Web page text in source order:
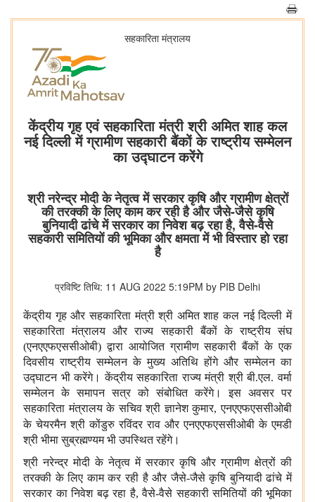
सहकारिता मंत्रालय
केंद्रीय गृह एवं सहकारिता मंत्री श्री अमित शाह कल
नई दिल्ली में ग्रामीण सहकारी बैंकों के राष्ट्रीय सम्मेलन
का उद्घाटन करेंगे
श्री नरेन्द्र मोदी के नेतृत्व में सरकार कृषि और ग्रामीण क्षेत्रों
की तरक्की के लिए काम कर रही है और जैसे-जैसे कृषि
बुनियादी ढांचे में सरकार का निवेश बढ़ रहा है, वैसे-वैसे
सहकारी समितियों की भूमिका और क्षमता में भी विस्तार हो रहा
है
प्रविष्टि तिथि: 11 AUG 2022 5:19PM by PIB Delhi
केंद्रीय गृह और सहकारिता मंत्री श्री अमित शाह कल नई दिल्ली में
सहकारिता मंत्रालय और राज्य सहकारी बैंकों के राष्ट्रीय संघ
(एनएएफएससीओबी) द्वारा आयोजित ग्रामीण सहकारी बैंकों के एक
दिवसीय राष्ट्रीय सम्मेलन के मुख्य अतिथि होंगे और सम्मेलन का
उद्घाटन भी करेंगे। केंद्रीय सहकारिता राज्य मंत्री श्री बी.एल. वर्मा
सम्मेलन के समापन सत्र को संबोधित करेंगे। इस अवसर पर
सहकारिता मंत्रालय के सचिव श्री ज्ञानेश कुमार, एनएएफएससीओबी
के चेयरमैन श्री कोंडुरु रविंदर राव और एनएएफएससीओबी के एमडी
श्री भीमा सुब्रह्मण्यम भी उपस्थित रहेंगे।
श्री नरेन्द्र मोदी के नेतृत्व में सरकार कृषि और ग्रामीण क्षेत्रों की
तरक्की के लिए काम कर रही है और जैसे-जैसे कृषि बुनियादी ढांचे में
सरकार का निवेश बढ़ रहा है, वैसे-वैसे सहकारी समितियों की भूमिका